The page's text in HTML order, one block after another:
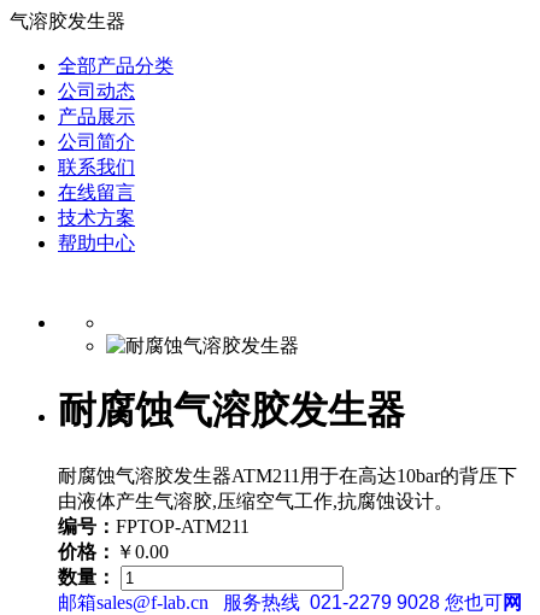
气溶胶发生器
全部产品分类
公司动态
产品展示
公司简介
联系我们
在线留言
技术方案
帮助中心
耐腐蚀​气溶胶发生器
耐腐蚀气溶胶发生器ATM211用于在高达10bar的背压下
由液体产生气溶胶,压缩空气工作,抗腐蚀设计。
编号： FPTOP-ATM211
价格： ￥0.00
数量：
邮箱sales@f-lab.cn
服务热线 021-2279 9028 您也可网